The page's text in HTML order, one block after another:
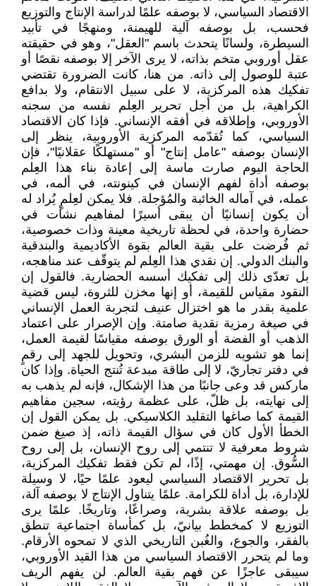
الاقتصاد السياسي، لا بوصفه علمًا لدراسة الإنتاج والتوزيع
فحسب، بل بوصفه آلية للهيمنة، ومنهجًا في تأبيد
السيطرة، ولسانًا يتحدث باسم "العقل"، وهو في حقيقته
عقل أوروبي متخم بذاته، لا يرى الآخر إلا بوصفه نقصًا أو
عتبة للوصول إلى ذاته. من هنا، كانت الضرورة تقتضي
تفكيك هذه المركزية، لا على سبيل الانتقام، ولا بدافع
الكراهية، بل من أجل تحرير العِلم نفسه من سجنه
الأوروبي، وإطلاقه في أفقه الإنساني. فإذا كان الاقتصاد
السياسي، كما تُقدّمه المركزية الأوروبية، ينظر إلى
الإنسان بوصفه "عامل إنتاج" أو "مستهلكًا عقلانيًا"، فإن
الحاجة اليوم صارت ماسة إلى إعادة بناء هذا العِلم
بوصفه أداة لفهم الإنسان في كينونته، في ألمه، في
عمله، في آماله الخائبة والمُؤجلة. فلا يمكن لعِلمٍ يُراد له
أن يكون إنسانيًا أن يبقى أسيرًا لمفاهيم نشأت في
حضارة واحدة، في لحظة تاريخية معينة وذات خصوصية،
ثم فُرضت على بقية العالم بقوة الأكاديمية والبندقية
والبنك الدولي. إن نقدي هذا العِلم لم يتوقّف عند مناهجه،
بل تعدّى ذلك إلى تفكيك أسسه الحضارية. فالقول إن
النقود مقياس للقيمة، أو إنها مخزن للثروة، ليس قضية
علمية بقدر ما هو اختزال عنيف لتجربة العمل الإنساني
في صيغة رمزية نقدية صامتة. وإن الإصرار على اعتماد
الذهب أو الفضة أو الورق بوصفه مقياسًا لقيمة العمل،
إنما هو تشويه للزمن البشري، وتحويل للجهد إلى رقمٍ
في دفتر تجاريّ، لا إلى طاقة مبدعة تُنتج الحياة. وإذا كان
ماركس قد وعى جانبًا من هذا الإشكال، فإنه لم يذهب به
إلى نهايته، بل ظلّ، على عظمة رؤيته، سجين مفاهيم
القيمة كما صاغها التقليد الكلاسيكي. بل يمكن القول إن
الخطأ الأول كان في سؤال القيمة ذاته، إذ صيغ ضمن
شروط معرفية لا تنتمي إلى روح الإنسان، بل إلى روح
السُّوق. إن مهمتي، إذًا، لم تكن فقط تفكيك المركزية،
بل تحرير الاقتصاد السياسي ليعود علمًا حيًا، لا وسيلة
للإدارة، بل أداة للكرامة. علمًا يتناول الإنتاج لا بوصفه آلة،
بل بوصفه علاقة بشرية، وصراعًا، وتاريخًا. علمًا يرى
التوزيع لا كمخطط بيانيّ، بل كمأساة اجتماعية تنطق
بالفقر، والجوع، والغُبن التاريخي الذي لا تمحوه الأرقام.
وما لم يتحرر الاقتصاد السياسي من هذا القيد الأوروبي،
سيبقى عاجزًا عن فهم بقية العالم. لن يفهم الريف